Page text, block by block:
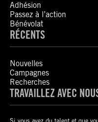
Adhésion
Passez à l’action
Bénévolat
RÉCENTS
Nouvelles
Campagnes
Recherches
TRAVAILLEZ AVEC